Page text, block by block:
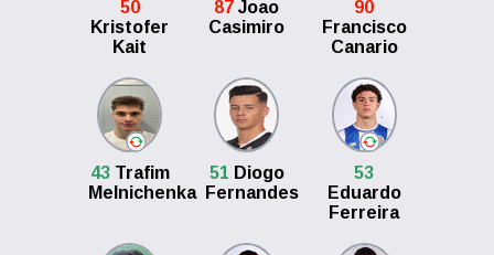
50
Kristofer
Kait
87 Joao
Casimiro
90
Francisco
Canario
43Trafim
Melnichenka
51 Diogo
Fernandes
53
Eduardo
Ferreira